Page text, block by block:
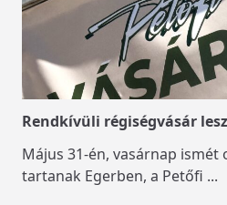
Rendkívüli régiségvásár
Május 31-én, vasárnap
tartanak Egerben, a Petőfi ...